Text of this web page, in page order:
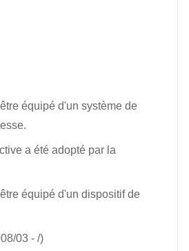
équipé d'un système de
a été adopté par la
équipé d'un dispositif de
03 - /)